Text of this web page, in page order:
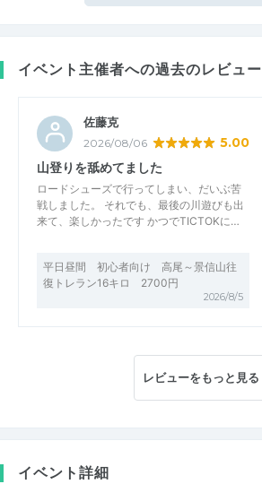
イベント主催者への過去のレビュー
佐藤克
2026/08/06 5.00
山登りを舐めてました
ロードシューズで行ってしまい、だいぶ苦
戦しました。 それでも、最後の川遊びも出
来て、楽しかったです かつでTICTOKに…
平日昼間 初心者向け 高尾～景信山往
復トレラン16キロ 2700円
2026/8/5
レビューをもっと見る
イベント詳細